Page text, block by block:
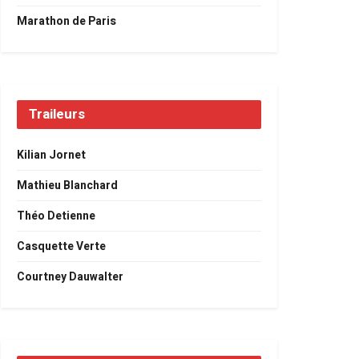
Marathon de Paris
Traileurs
Kilian Jornet
Mathieu Blanchard
Théo Detienne
Casquette Verte
Courtney Dauwalter